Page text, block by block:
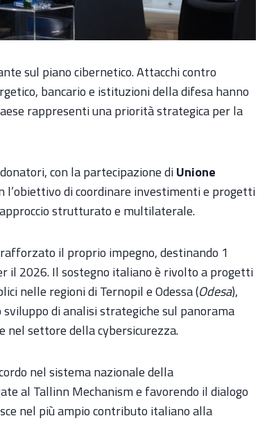
sul piano cibernetico. Attacchi contro
bancario e istituzioni della difesa hanno
rappresenti una priorità strategica per la
con la partecipazione diUnione
l’obiettivo di coordinare investimenti e progetti
strutturato e multilaterale.
il proprio impegno, destinando 1
il 2026. Il sostegno italiano è rivolto a progetti
nelle regioni di Ternopil e Odessa (Odesa),
sviluppo di analisi strategiche sul panorama
nel settore della cybersicurezza.
nel sistema nazionale della
al Tallinn Mechanism e favorendo il dialogo
nel più ampio contributo italiano alla